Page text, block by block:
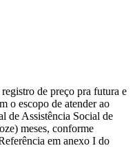
de preço pra futura e
o escopo de atender ao
de Assistência Social de
meses, conforme
em anexo I do